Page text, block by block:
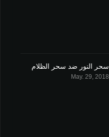
سحر النور ضد سحر الظلام
May. 29, 2018